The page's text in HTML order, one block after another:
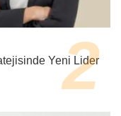
Yeni Lider